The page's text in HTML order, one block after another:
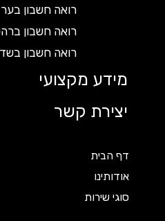
רואה חשבון בערד
רואה חשבון ברהט
רואה חשבון בשדרות
מידע מקצועי
יצירת קשר
דף הבית
אודותינו
סוגי שירות